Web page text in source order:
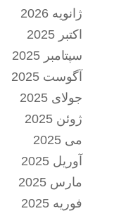
ژانویه 2026
اکتبر 2025
سپتامبر 2025
آگوست 2025
جولای 2025
ژوئن 2025
می 2025
آوریل 2025
مارس 2025
فوریه 2025